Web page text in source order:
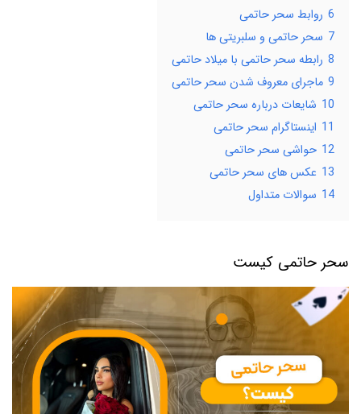
6 روابط سحر حاتمی
7 سحر حاتمی و سلبریتی ‌ها
8 رابطه سحر حاتمی با میلاد حاتمی
9 ماجرای معروف شدن سحر حاتمی
10 شایعات درباره سحر حاتمی
11 اینستاگرام سحر حاتمی
12 حواشی سحر حاتمی
13 عکس های سحر حاتمی
14 سوالات متداول
سحر حاتمی کیست